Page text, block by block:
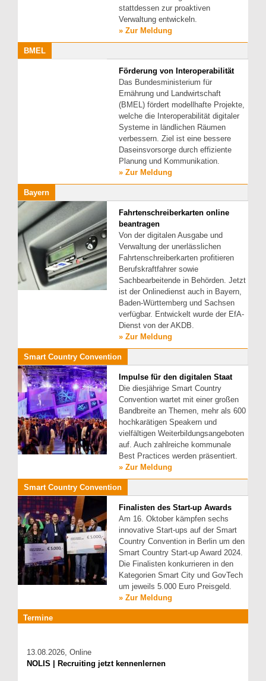
stattdessen zur proaktiven
Verwaltung entwickeln.
» Zur Meldung
BMEL
Förderung von Interoperabilität
Das Bundesministerium für
Ernährung und Landwirtschaft
(BMEL) fördert modellhafte Projekte,
welche die Interoperabilität digitaler
Systeme in ländlichen Räumen
verbessern. Ziel ist eine bessere
Daseinsvorsorge durch effiziente
Planung und Kommunikation.
» Zur Meldung
Bayern
Fahrtenschreiberkarten online
beantragen
Von der digitalen Ausgabe und
Verwaltung der unerlässlichen
Fahrtenschreiberkarten profitieren
Berufskraftfahrer sowie
Sachbearbeitende in Behörden. Jetzt
ist der Onlinedienst auch in Bayern,
Baden-Württemberg und Sachsen
verfügbar. Entwickelt wurde der EfA-
Dienst von der AKDB.
» Zur Meldung
Smart Country Convention
Impulse für den digitalen Staat
Die diesjährige Smart Country
Convention wartet mit einer großen
Bandbreite an Themen, mehr als 600
hochkarätigen Speakern und
vielfältigen Weiterbildungsangeboten
auf. Auch zahlreiche kommunale
Best Practices werden präsentiert.
» Zur Meldung
Smart Country Convention
Finalisten des Start-up Awards
Am 16. Oktober kämpfen sechs
innovative Start-ups auf der Smart
Country Convention in Berlin um den
Smart Country Start-up Award 2024.
Die Finalisten konkurrieren in den
Kategorien Smart City und GovTech
um jeweils 5.000 Euro Preisgeld.
» Zur Meldung
Termine
13.08.2026, Online
NOLIS | Recruiting jetzt kennenlernen